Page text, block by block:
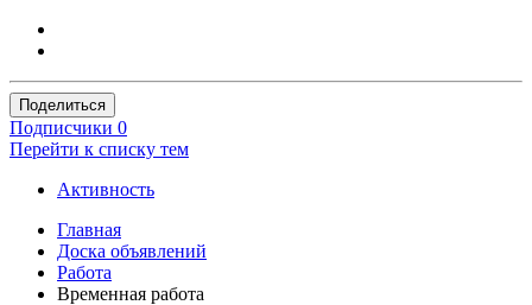
Поделиться
Подписчики 0
Перейти к списку тем
Активность
Главная
Доска объявлений
Работа
Временная работа